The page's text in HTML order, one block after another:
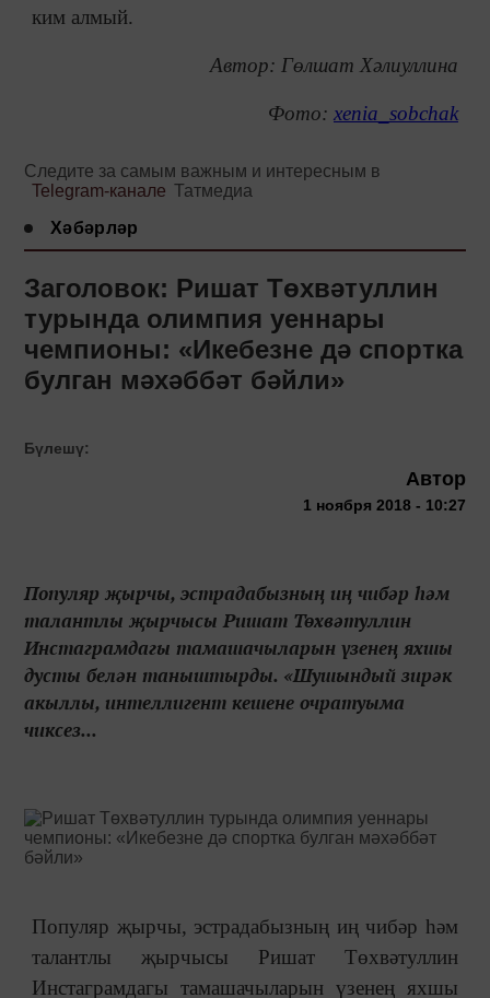
ким алмый.
Автор: Гөлшат Хәлиуллина
Фото: xenia_sobchak
Следите за самым важным и интересным в
Telegram-канале Татмедиа
Хәбәрләр
Заголовок: Ришат Төхвәтуллин
турында олимпия уеннары
чемпионы: «Икебезне дә спортка
булган мәхәббәт бәйли»
Бүлешү:
Автор
1 ноября 2018 - 10:27
Популяр җырчы, эстрадабызның иң чибәр һәм
талантлы җырчысы Ришат Төхвәтуллин
Инстаграмдагы тамашачыларын үзенең яхшы
дусты белән таныштырды. «Шушындый зирәк
акыллы, интеллигент кешене очратуыма
чиксез...
Популяр җырчы, эстрадабызның иң чибәр һәм
талантлы җырчысы Ришат Төхвәтуллин
Инстаграмдагы тамашачыларын үзенең яхшы